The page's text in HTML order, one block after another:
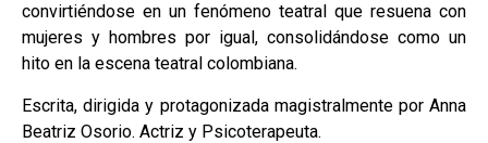
convirtiéndose en un fenómeno teatral que resuena con
mujeres y hombres por igual, consolidándose como un
hito en la escena teatral colombiana.
Escrita, dirigida y protagonizada magistralmente por Anna
Beatriz Osorio. Actriz y Psicoterapeuta.